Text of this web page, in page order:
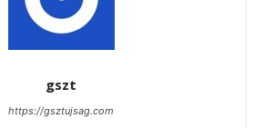
gszt
https://gsztujsag.com